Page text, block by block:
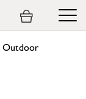
Outdoor